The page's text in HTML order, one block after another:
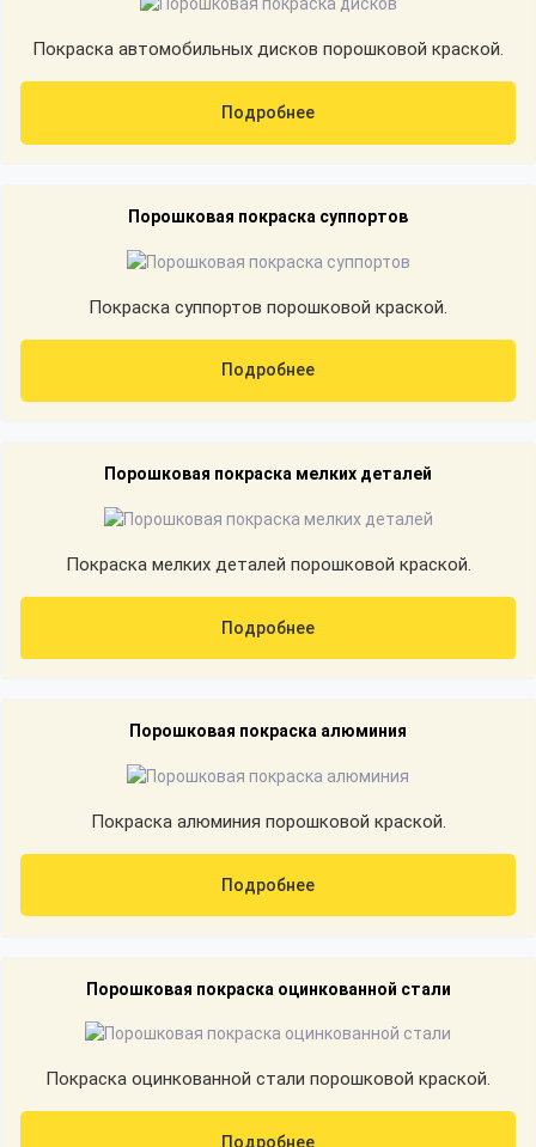
Покраска автомобильных дисков порошковой краской.
Подробнее
Порошковая покраска суппортов
Покраска суппортов порошковой краской.
Подробнее
Порошковая покраска мелких деталей
Покраска мелких деталей порошковой краской.
Подробнее
Порошковая покраска алюминия
Покраска алюминия порошковой краской.
Подробнее
Порошковая покраска оцинкованной стали
Покраска оцинкованной стали порошковой краской.
Подробнее